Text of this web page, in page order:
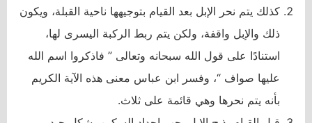
كذلك يتم نحر الإبل بعد القيام بتوجيهها ناحية القبلة، ويكون
ذلك والإبل واقفة، ولكن يتم ربط الركبة اليسرى لها،
استنادًا على قول الله سبحانه وتعالى ” فاذكروا اسم الله
عليها صواف “، وفسر ابن عباس معنى هذه الآية الكريم
بأنه يتم نحرها وهي قائمة على ثلاث.